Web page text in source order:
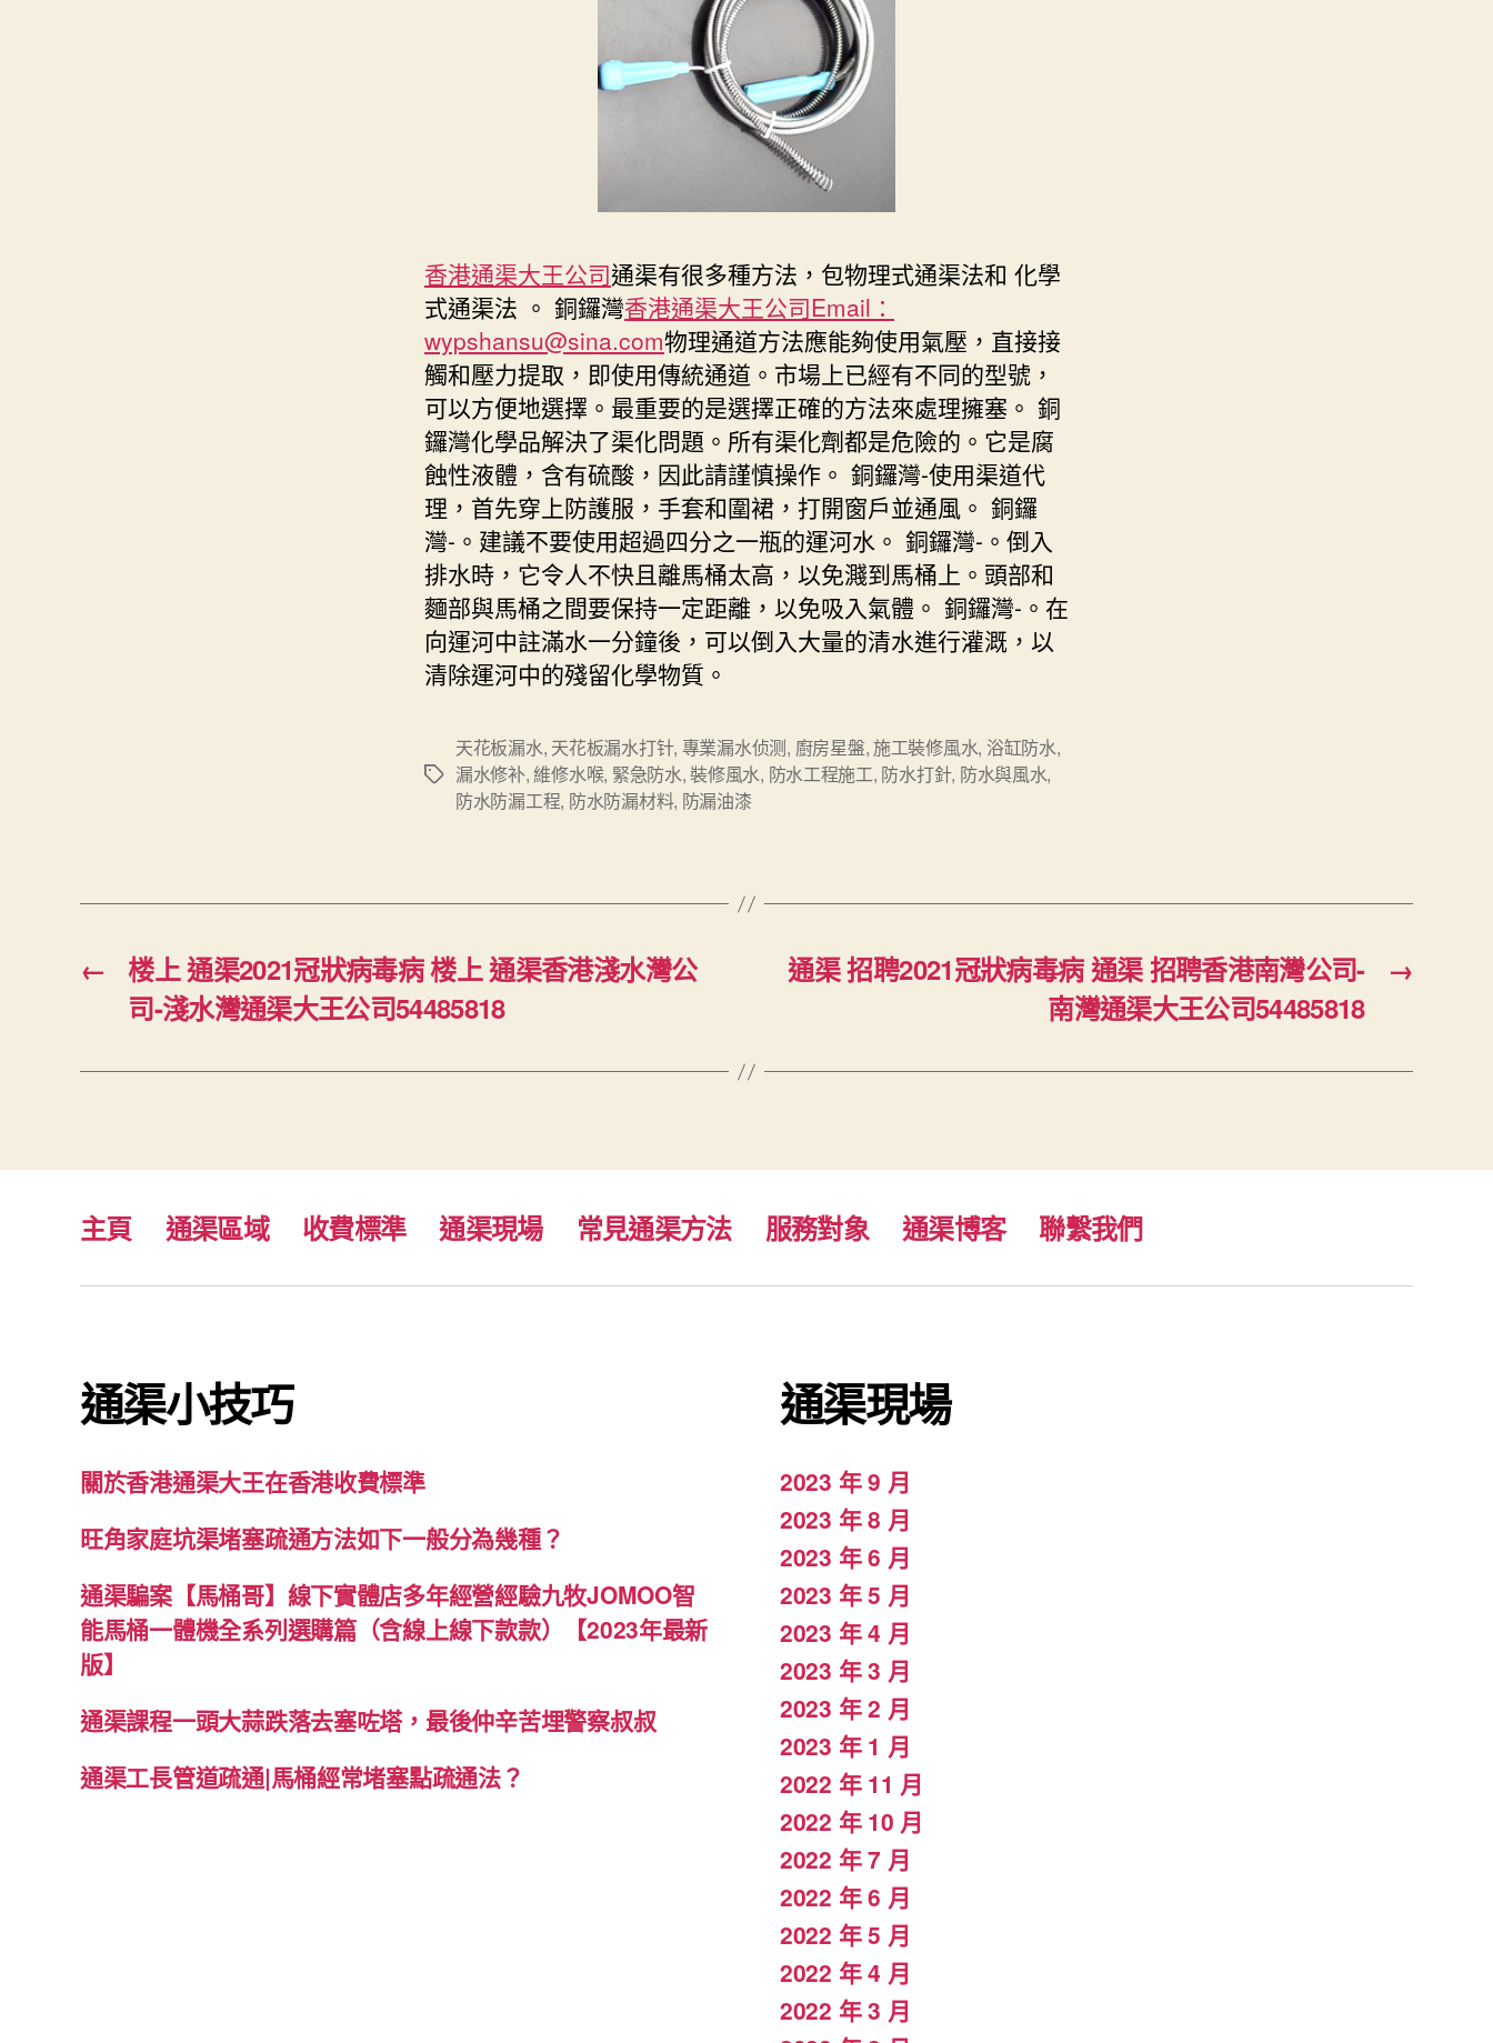
香港通渠大王公司通渠有很多種方法，包物理式通渠法和 化學
式通渠法 。 銅鑼灣香港通渠大王公司Email：
wypshansu@sina.com物理通道方法應能夠使用氣壓，直接接
觸和壓力提取，即使用傳統通道。市場上已經有不同的型號，
可以方便地選擇。最重要的是選擇正確的方法來處理擁塞。 銅
鑼灣化學品解決了渠化問題。所有渠化劑都是危險的。它是腐
蝕性液體，含有硫酸，因此請謹慎操作。 銅鑼灣-使用渠道代
理，首先穿上防護服，手套和圍裙，打開窗戶並通風。 銅鑼
灣-。建議不要使用超過四分之一瓶的運河水。 銅鑼灣-。倒入
排水時，它令人不快且離馬桶太高，以免濺到馬桶上。頭部和
麵部與馬桶之間要保持一定距離，以免吸入氣體。 銅鑼灣-。在
向運河中註滿水一分鐘後，可以倒入大量的清水進行灌溉，以
清除運河中的殘留化學物質。
Tags
天花板漏水, 天花板漏水打针, 專業漏水侦测, 廚房星盤,施工裝修風水, 浴缸防水,
漏水修补,維修水喉, 緊急防水,裝修風水, 防水工程施工, 防水打針, 防水與風水,
防水防漏工程, 防水防漏材料, 防漏油漆
←
楼上 通渠2021冠狀病毒病 楼上 通渠香港淺水灣公
司-淺水灣通渠大王公司54485818
→
通渠 招聘2021冠狀病毒病 通渠 招聘香港南灣公司-
南灣通渠大王公司54485818
主頁 通渠區域 收費標準 通渠現場 常見通渠方法 服務對象 通渠博客 聯繫我們
通渠小技巧
關於香港通渠大王在香港收費標準
旺角家庭坑渠堵塞疏通方法如下一般分為幾種？
通渠騙案【馬桶哥】線下實體店多年經營經驗九牧JOMOO智
能馬桶一體機全系列選購篇（含線上線下款款）【2023年最新
版】
通渠課程一頭大蒜跌落去塞咗塔，最後仲辛苦埋警察叔叔
通渠工長管道疏通|馬桶經常堵塞點疏通法？
通渠現場
2023 年 9 月
2023 年 8 月
2023 年 6 月
2023 年 5 月
2023 年 4 月
2023 年 3 月
2023 年 2 月
2023 年 1 月
2022 年 11 月
2022 年 10 月
2022 年 7 月
2022 年 6 月
2022 年 5 月
2022 年 4 月
2022 年 3 月